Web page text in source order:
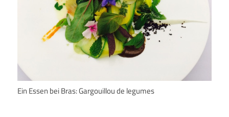
Ein Essen bei Bras: Gargouillou de legumes